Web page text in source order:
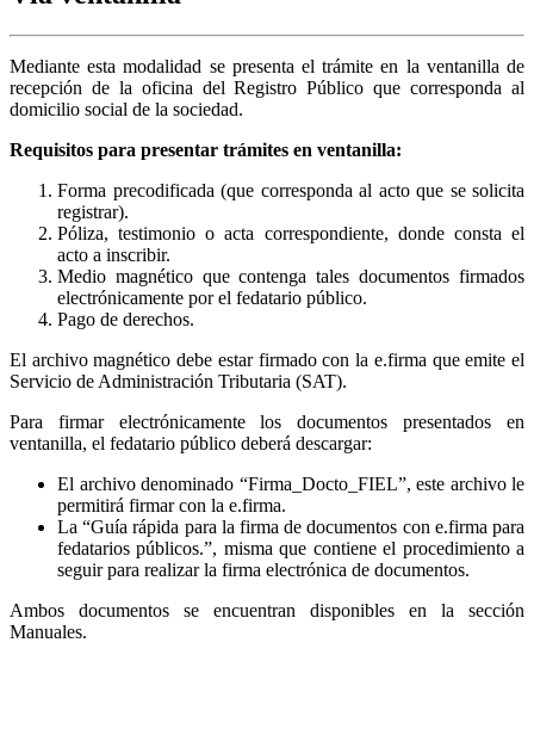
Mediante esta modalidad se presenta el trámite en la ventanilla de
recepción de la oficina del Registro Público que corresponda al
domicilio social de la sociedad.
Requisitos para presentar trámites en ventanilla:
Forma precodificada (que corresponda al acto que se solicita
registrar).
Póliza, testimonio o acta correspondiente, donde consta el
acto a inscribir.
Medio magnético que contenga tales documentos firmados
electrónicamente por el fedatario público.
Pago de derechos.
El archivo magnético debe estar firmado con la e.firma que emite el
Servicio de Administración Tributaria (SAT).
Para firmar electrónicamente los documentos presentados en
ventanilla, el fedatario público deberá descargar:
El archivo denominado “Firma_Docto_FIEL”, este archivo le
permitirá firmar con la e.firma.
La “Guía rápida para la firma de documentos con e.firma para
fedatarios públicos.”, misma que contiene el procedimiento a
seguir para realizar la firma electrónica de documentos.
Ambos documentos se encuentran disponibles en la sección
Manuales.